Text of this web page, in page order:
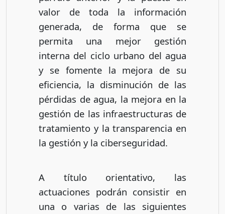
valor de toda la información
generada, de forma que se
permita una mejor gestión
interna del ciclo urbano del agua
y se fomente la mejora de su
eficiencia, la disminución de las
pérdidas de agua, la mejora en la
gestión de las infraestructuras de
tratamiento y la transparencia en
la gestión y la ciberseguridad.
A título orientativo, las
actuaciones podrán consistir en
una o varias de las siguientes